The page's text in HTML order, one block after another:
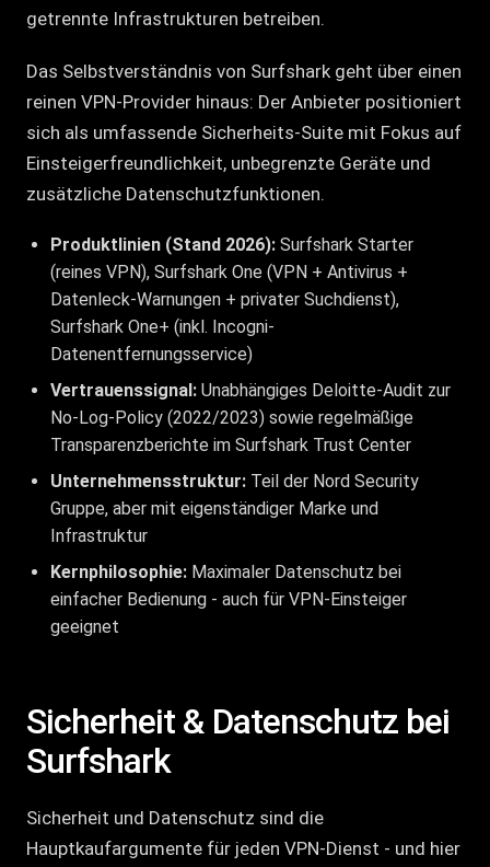
getrennte Infrastrukturen betreiben.
Das Selbstverständnis von Surfshark geht über einen
reinen VPN-Provider hinaus: Der Anbieter positioniert
sich als umfassende Sicherheits-Suite mit Fokus auf
Einsteigerfreundlichkeit, unbegrenzte Geräte und
zusätzliche Datenschutzfunktionen.
Produktlinien (Stand 2026): Surfshark Starter
(reines VPN), Surfshark One (VPN + Antivirus +
Datenleck-Warnungen + privater Suchdienst),
Surfshark One+ (inkl. Incogni-
Datenentfernungsservice)
Vertrauenssignal: Unabhängiges Deloitte-Audit zur
No-Log-Policy (2022/2023) sowie regelmäßige
Transparenzberichte im Surfshark Trust Center
Unternehmensstruktur: Teil der Nord Security
Gruppe, aber mit eigenständiger Marke und
Infrastruktur
Kernphilosophie: Maximaler Datenschutz bei
einfacher Bedienung - auch für VPN-Einsteiger
geeignet
Sicherheit & Datenschutz bei
Surfshark
Sicherheit und Datenschutz sind die
Hauptkaufargumente für jeden VPN-Dienst - und hier